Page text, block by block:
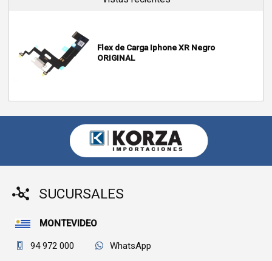
Flex de Carga Iphone XR Negro
ORIGINAL
SUCURSALES
MONTEVIDEO
94 972 000 WhatsApp